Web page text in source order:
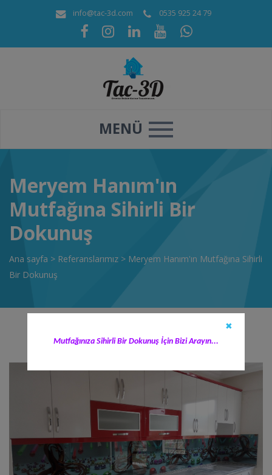
info@tac-3d.com 0535 925 24 79
MENÜ
Meryem Hanım'ın
Mutfağına Sihirli Bir
Dokunuş
Ana sayfa > Referanslarımız > Meryem Hanım'ın Mutfağına Sihirli
Bir Dokunuş
Mutfağınıza Sihirli Bir Dokunuş İçin Bizi Arayın...
✖